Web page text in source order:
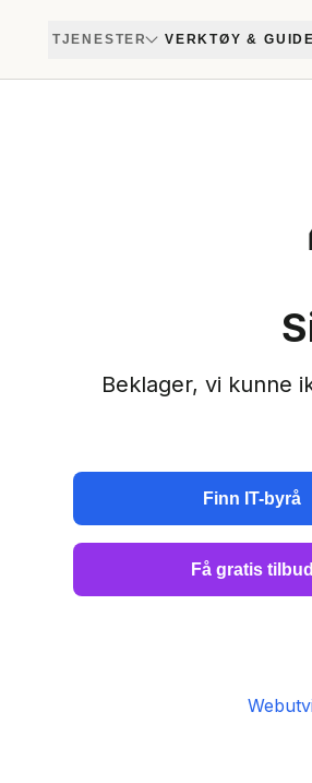
TJENESTER VERKTØY &
Beklager, vi kunne
Finn IT-byrå
Få gratis tilbud